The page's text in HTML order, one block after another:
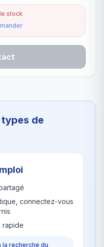
stock
de
connectez-vous
rapide
la recherche du